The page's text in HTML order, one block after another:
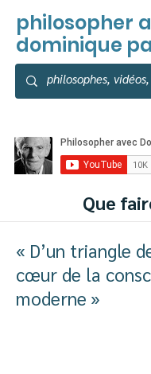
philosopher
dominique
Que
« D’un triangle
cœur de la
moderne »